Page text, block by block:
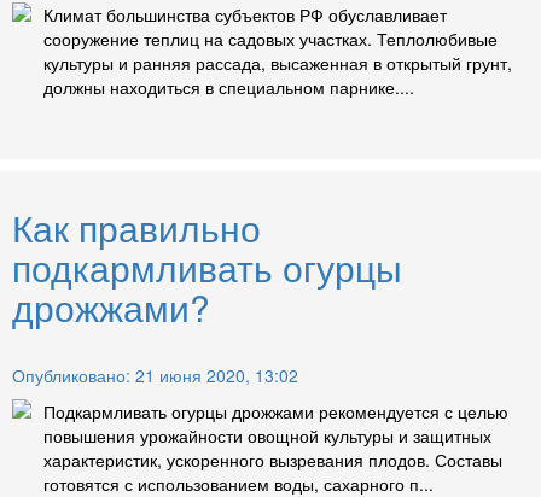
Климат большинства субъектов РФ обуславливает
сооружение теплиц на садовых участках. Теплолюбивые
культуры и ранняя рассада, высаженная в открытый грунт,
должны находиться в специальном парнике....
Как правильно
подкармливать огурцы
дрожжами?
Опубликовано: 21 июня 2020, 13:02
Подкармливать огурцы дрожжами рекомендуется с целью
повышения урожайности овощной культуры и защитных
характеристик, ускоренного вызревания плодов. Составы
готовятся с использованием воды, сахарного п...